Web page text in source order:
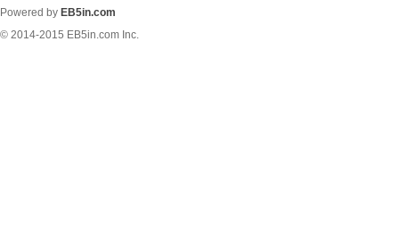
Powered by EB5in.com
© 2014-2015 EB5in.com Inc.